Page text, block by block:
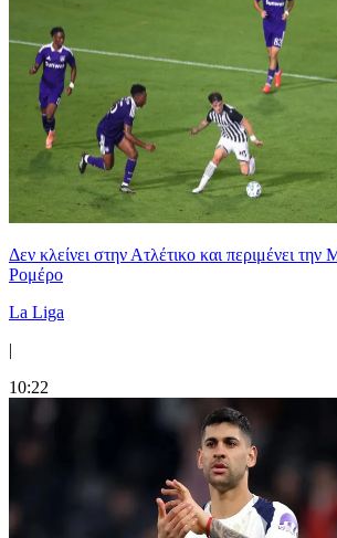
Δεν κλείνει στην Ατλέτικο και περιμένει
Ρομέρο
La Liga
|
10:22